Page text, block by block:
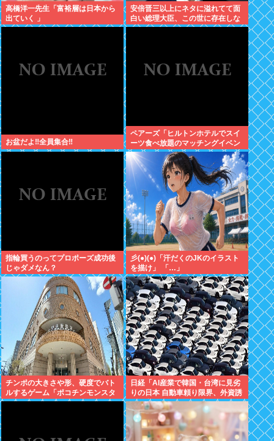
高橋洋一先生「富裕層は日本から
出ていく 」
安倍晋三以上にネタに溢れてて面
白い総理大臣、この世に存在しな
い説www
お盆だよ‼全員集合‼
ペアーズ「ヒルトンホテルでスイ
ーツ食べ放題のマッチングイベン
トやるぞ。女2500円男7000円
な」→女だけ埋まるwww
指輪買うのってプロポーズ成功後
じゃダメなん？
彡(●)(●)「汗だくのJKのイラスト
を描け」 「…」
チンポの大きさや形、硬度でバト
ルするゲーム「ポコチンモンスタ
ー」を作ろうと思う
日経「AI産業で韓国・台湾に見劣
りの日本 自動車頼り限界、外資誘
致が必要」どう思う？